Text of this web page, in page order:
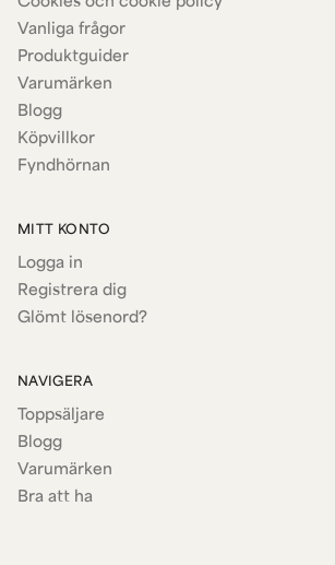
Vanliga frågor
Produktguider
Varumärken
Blogg
Köpvillkor
Fyndhörnan
MITT KONTO
Logga in
Registrera dig
Glömt lösenord?
NAVIGERA
Toppsäljare
Blogg
Varumärken
Bra att ha